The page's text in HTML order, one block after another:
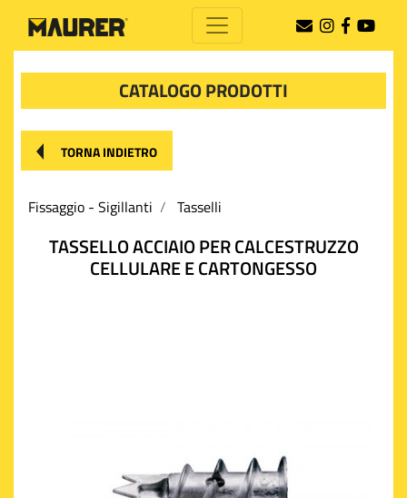
CATALOGO PRODOTTI
TORNA INDIETRO
Fissaggio - Sigillanti Tasselli
TASSELLO ACCIAIO PER CALCESTRUZZO
CELLULARE E CARTONGESSO